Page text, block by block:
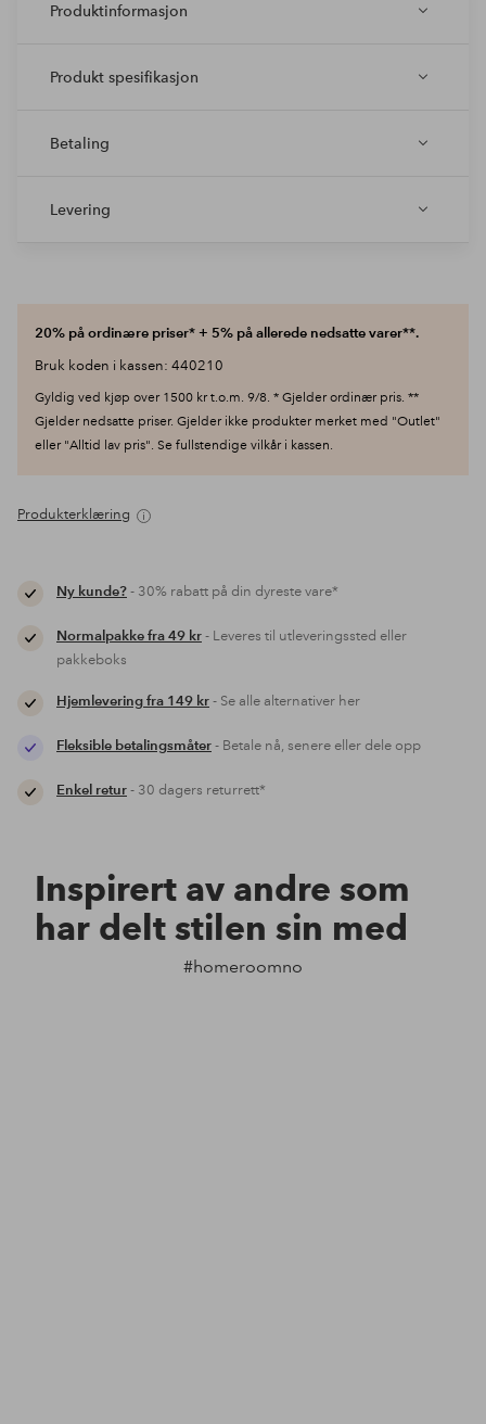
Produktinformasjon
Produkt spesifikasjon
Betaling
Levering
20% på ordinære priser* + 5% på allerede nedsatte varer**.
Bruk koden i kassen: 440210
Gyldig ved kjøp over 1500 kr t.o.m. 9/8. * Gjelder ordinær pris. **
Gjelder nedsatte priser. Gjelder ikke produkter merket med "Outlet"
eller "Alltid lav pris". Se fullstendige vilkår i kassen.
Produkterklæring
Ny kunde?- 30% rabatt på din dyreste vare*
Normalpakke fra 49 kr- Leveres til utleveringssted eller
pakkeboks
Hjemlevering fra 149 kr- Se alle alternativer her
Fleksible betalingsmåter- Betale nå, senere eller dele opp
Enkel retur- 30 dagers returrett*
Inspirert av andre som
har delt stilen sin med
#homeroomno